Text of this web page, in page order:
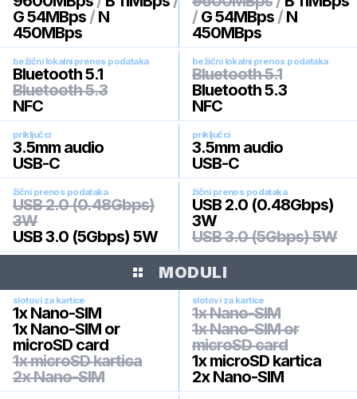
G 54MBps / N
450MBps
/ G 54MBps / N
450MBps
bežični lokalni prenos podataka
Bluetooth 5.1
Bluetooth 5.3
NFC
bežični lokalni prenos podataka
Bluetooth 5.1
Bluetooth 5.3
NFC
priključci
3.5mm audio
USB-C
priključci
3.5mm audio
USB-C
žični prenos podataka
USB 2.0 (0.48Gbps)
3W
USB 3.0 (5Gbps) 5W
žični prenos podataka
USB 2.0 (0.48Gbps)
3W
USB 3.0 (5Gbps) 5W
MODULI
slotovi za kartice
1x Nano-SIM
1x Nano-SIM or
microSD card
1x microSD kartica
2x Nano-SIM
slotovi za kartice
1x Nano-SIM
1x Nano-SIM or
microSD card
1x microSD kartica
2x Nano-SIM